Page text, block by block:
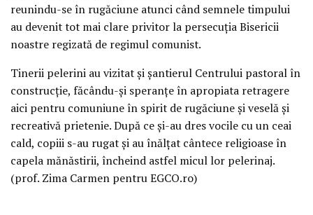
reunindu-se în rugăciune atunci când semnele timpului
au devenit tot mai clare privitor la persecuția Bisericii
noastre regizată de regimul comunist.
Tinerii pelerini au vizitat și șantierul Centrului pastoral în
construcție, făcându-și speranțe în apropiata retragere
aici pentru comuniune în spirit de rugăciune și veselă și
recreativă prietenie. După ce și-au dres vocile cu un ceai
cald, copiii s-au rugat și au înălțat cântece religioase în
capela mănăstirii, încheind astfel micul lor pelerinaj.
(prof. Zima Carmen pentru EGCO.ro)